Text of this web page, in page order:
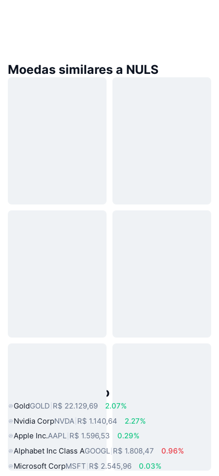
Moedas similares a NULS
Ativos do Mundo Real Populares
GoldGOLD R$ 22.129,69
2.07%
Nvidia CorpNVDA R$ 1.140,64
2.27%
Apple Inc.AAPL R$ 1.596,53
0.29%
Alphabet Inc Class AGOOGL R$ 1.808,47
0.96%
Microsoft CorpMSFT R$ 2.545,96
0.03%